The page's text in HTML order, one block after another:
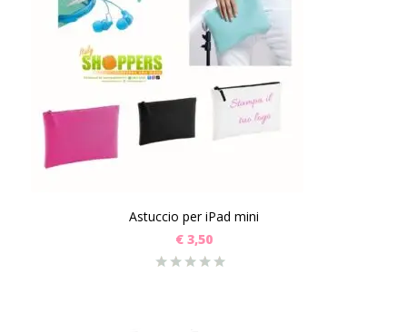
Astuccio per iPad mini
€ 3,50